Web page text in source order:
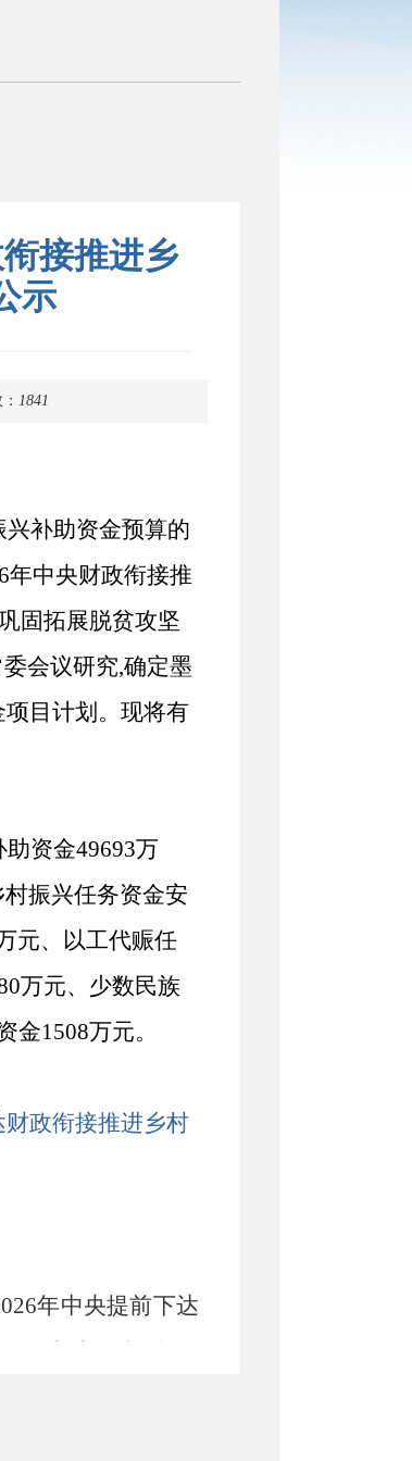
接推进乡
示
1841
补助资金预算的
年中央财政衔接推
固拓展脱贫攻坚
会议研究,确定墨
目计划 。 现将有
助资金49693万
振兴任务资金安
元、以工代赈任
万元、少数民族
1508万元。
政衔接推进乡村
年中央提前下达